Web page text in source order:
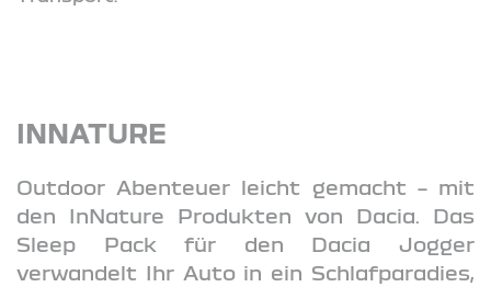
INNATURE
Outdoor Abenteuer leicht gemacht – mit
den InNature Produkten von Dacia. Das
Sleep Pack für den Dacia Jogger
verwandelt Ihr Auto in ein Schlafparadies,